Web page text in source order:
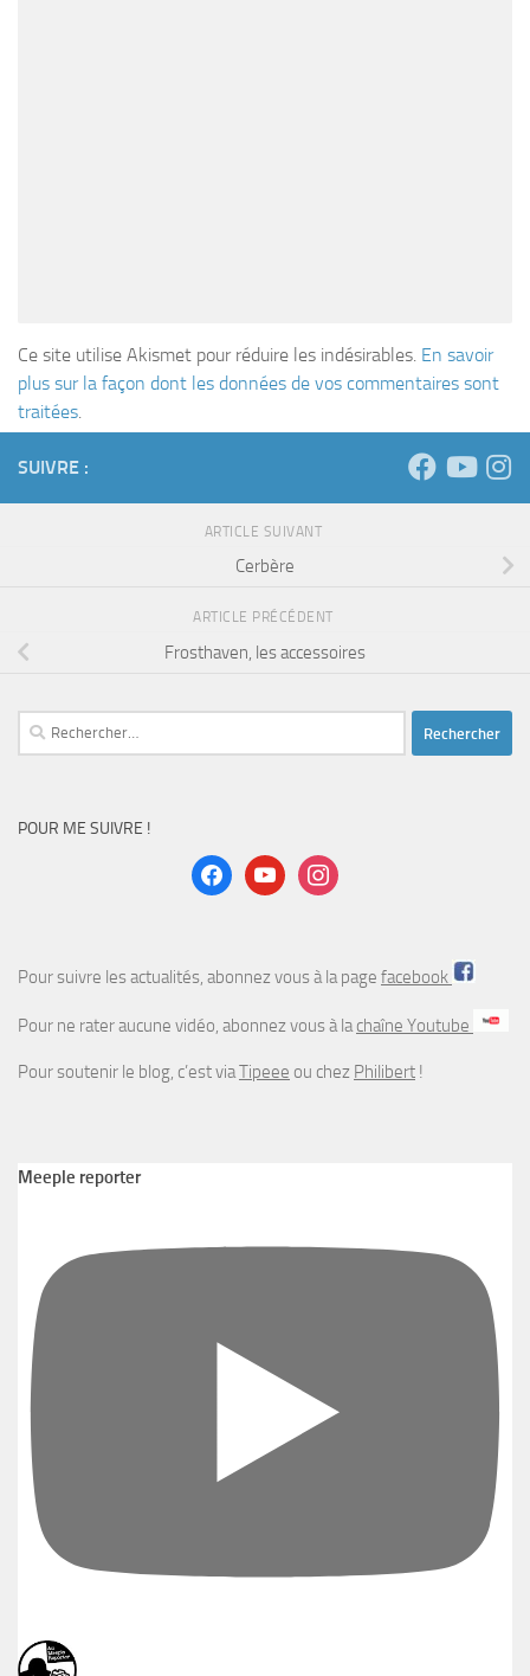
Ce site utilise Akismet pour réduire les indésirables. En savoir
plus sur la façon dont les données de vos commentaires sont
traitées
SUIVRE :
ARTICLE SUIVANT
Cerbère
ARTICLE PRÉCÉDENT
Frosthaven, les accessoires
Rechercher :
POUR ME SUIVRE !
facebookyoutubeinstagram
Pour suivre les actualités, abonnez vous à la page facebook
Pour ne rater aucune vidéo, abonnez vous à lachaîne Youtube
Pour soutenir le blog, c’est viaTipeee ou chez Philibert !
Meeple reporter